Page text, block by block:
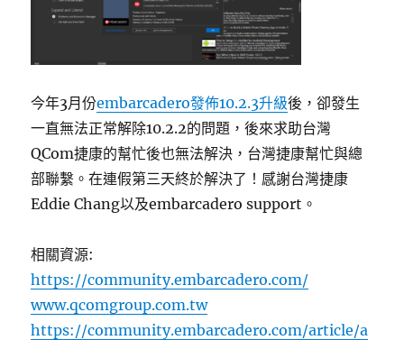
今年3月份embarcadero發佈10.2.3升級後，卻發生
一直無法正常解除10.2.2的問題，後來求助台灣
QCom捷康的幫忙後也無法解決，台灣捷康幫忙與總
部聯繫。在連假第三天終於解決了！感謝台灣捷康
Eddie Chang以及embarcadero support。
相關資源:
https://community.embarcadero.com/
www.qcomgroup.com.tw
https://community.embarcadero.com/article/a